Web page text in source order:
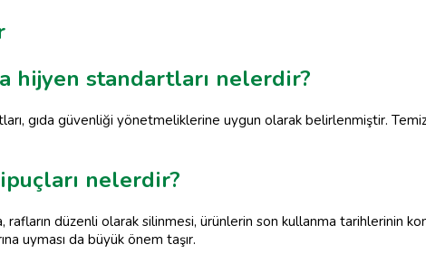
hijyen standartları nelerdir?
gıda güvenliği yönetmeliklerine uygun olarak belirlenmiştir.
nelerdir?
rafların düzenli olarak silinmesi, ürünlerin son kullanma tarihlerinin
uyması da büyük önem taşır.